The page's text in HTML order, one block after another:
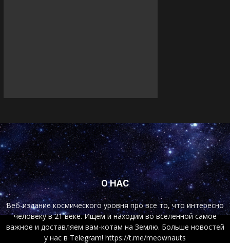
О НАС
Веб-издание космического уровня про все то, что интересно
человеку в 21 веке. Ищем и находим во вселенной самое
важное и доставляем вам-котам на Землю. Больше новостей
у нас в Telegram! https://t.me/meownauts